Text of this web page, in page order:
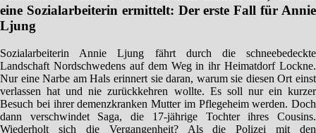
eine Sozialarbeiterin ermittelt: Der erste Fall für Annie
Ljung
Sozialarbeiterin Annie Ljung fährt durch die schneebedeckte
Landschaft Nordschwedens auf dem Weg in ihr Heimatdorf Lockne.
Nur eine Narbe am Hals erinnert sie daran, warum sie diesen Ort einst
verlassen hat und nie zurückkehren wollte. Es soll nur ein kurzer
Besuch bei ihrer demenzkranken Mutter im Pflegeheim werden. Doch
dann verschwindet Saga, die 17-jährige Tochter ihres Cousins.
Wiederholt sich die Vergangenheit? Als die Polizei mit den